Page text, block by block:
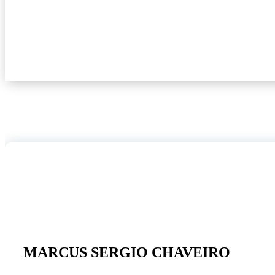
MARCUS SERGIO CHAVEIRO